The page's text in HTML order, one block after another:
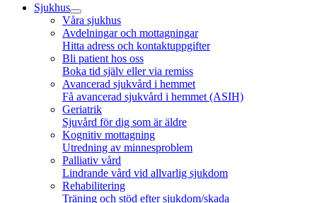
Sjukhus
Våra sjukhus
Avdelningar och mottagningar
Hitta adress och kontaktuppgifter
Bli patient hos oss
Boka tid själv eller via remiss
Avancerad sjukvård i hemmet
Få avancerad sjukvård i hemmet (ASIH)
Geriatrik
Sjuvård för dig som är äldre
Kognitiv mottagning
Utredning av minnesproblem
Palliativ vård
Lindrande vård vid allvarlig sjukdom
Rehabilitering
Träning och stöd efter sjukdom/skada